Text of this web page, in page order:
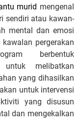
murid mengenal
sendiri atau kawan-
mental dan emosi
pergerakan
berbentuk
melibatkan
yang dihasilkan
untuk intervensi
yang disusun
dan mengekalkan